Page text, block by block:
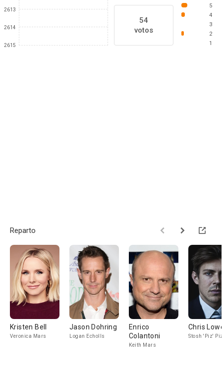
2613
2614
2615
54
votos
5
4
3
2
1
Reparto
Kristen Bell
Veronica Mars
Jason Dohring
Logan Echolls
Enrico
Colantoni
Keith Mars
Chris
Stosh 'Piz'